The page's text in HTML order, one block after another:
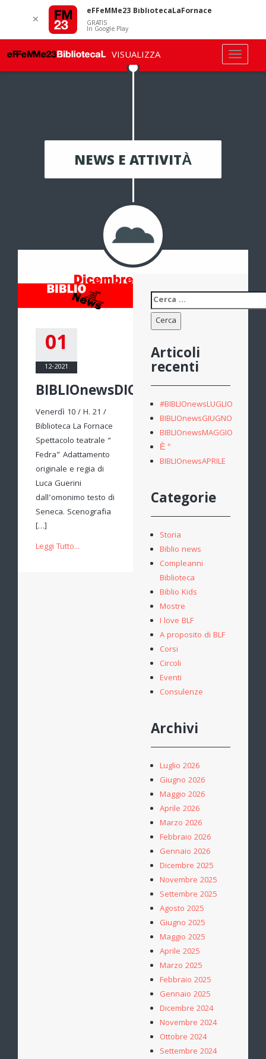
NEWS E ATTIVITÀ
01
12-2021
BIBLIOnewsDICEMBRE
Venerdì 10 / H. 21 /
Biblioteca La Fornace
Spettacolo teatrale “
Fedra” Adattamento
originale e regia di
Luca Guerini
dall’omonimo testo di
Seneca. Scenografia
[…]
Leggi Tutto...
Ricerca
per:
Articoli
recenti
#BIBLIOnewsLUGLIO
BIBLIOnewsGIUGNO
BIBLIOnewsMAGGIO
È °
BIBLIOnewsAPRILE
Categorie
Storia
Biblio news
Compleanni
Biblioteca
Biblio Kids
Mostre
I love BLF
A proposito di BLF
Corsi
Circoli
Eventi
Consulenze
Archivi
Luglio 2026
Giugno 2026
Maggio 2026
Aprile 2026
Marzo 2026
Febbraio 2026
Gennaio 2026
Dicembre 2025
Novembre 2025
Settembre 2025
Agosto 2025
Giugno 2025
Maggio 2025
Aprile 2025
Marzo 2025
Febbraio 2025
Gennaio 2025
Dicembre 2024
Novembre 2024
Ottobre 2024
Settembre 2024
✕
eFFeMMe23 BibliotecaLaFornace
GRATIS
In Google Play
VISUALIZZA